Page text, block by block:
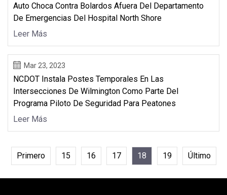
Auto Choca Contra Bolardos Afuera Del Departamento
De Emergencias Del Hospital North Shore
Leer Más
Mar 23, 2023
NCDOT Instala Postes Temporales En Las
Intersecciones De Wilmington Como Parte Del
Programa Piloto De Seguridad Para Peatones
Leer Más
Primero 15 16 17 18 19 Último